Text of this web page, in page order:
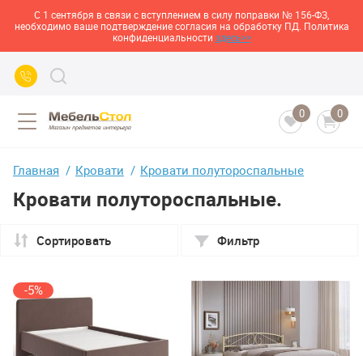
С 1 сентября в связи с вступлением в силу поправки № 156-ФЗ,
необходимо ваше подтверждение согласия на обработку ПД. Политика
конфиденциальности здесь>>
0 0
Главная Кровати Кровати полутороспальные
Кровати полутороспальные.
Сортировать Фильтр
-5%